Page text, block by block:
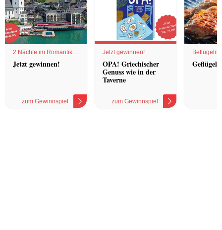
2 Nächte im Romantik
Hotel
Jetzt gewinnen!
zum Gewinnspiel
Jetzt gewinnen!
OPA! Griechischer
Genuss wie in der
Taverne
zum Gewinnspiel
Geflügel